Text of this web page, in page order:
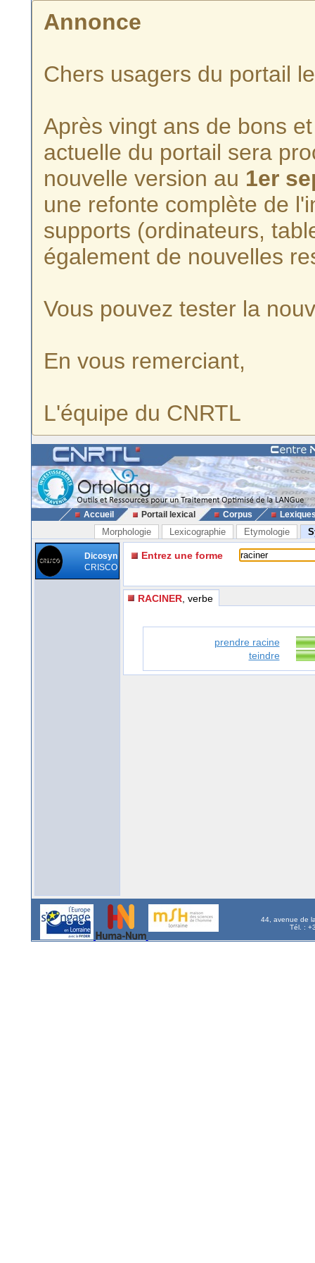
Annonce
Chers usagers du portail
Après vingt ans de bons
actuelle du portail sera
nouvelle version au 1er
une refonte complète de
supports (ordinateurs,
également de nouvelles
Vous pouvez tester la
En vous remerciant,
L'équipe du CNRTL
Accueil Portail lexical Corpus
Morphologie Lexicographie Etymologie
Dicosyn
CRISCO
Entrez une forme
RACINER , verbe
prendre racine
teindre
44, avenue de
Tél. :